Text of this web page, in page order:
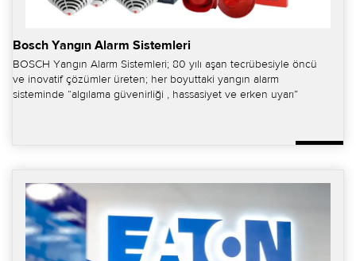
Bosch Yangın Alarm Sistemleri
BOSCH Yangın Alarm Sistemleri; 80 yılı aşan tecrübesiyle öncü
ve inovatif çözümler üreten; her boyuttaki yangın alarm
sisteminde “algılama güvenirliği , hassasiyet ve erken uyarı”